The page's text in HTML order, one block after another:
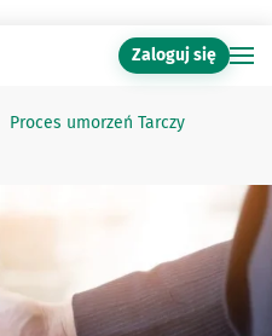
Zaloguj się
Proces umorzeń Tarczy